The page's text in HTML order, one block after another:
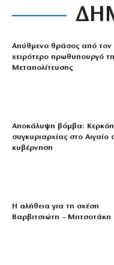
Απύθμενο θράσος από τον
χειρότερο πρωθυπουργό
Μεταπολίτευσης
Αποκάλυψη βόμβα:
συγκυριαρχίας στο Αιγαίο
κυβέρνηση
Η αλήθεια για τη σχέση
Βαρβιτσιώτη – Μητσοτάκη